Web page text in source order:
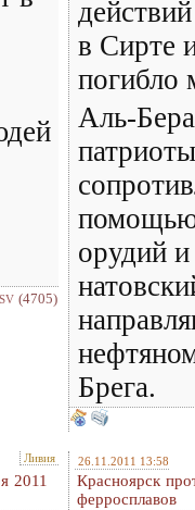
(4705)
в Сирте
погибло
Аль-
орудий
Брега.
Ливия
2011
26.11.2011 13:58
Красноярск
ферросплавов